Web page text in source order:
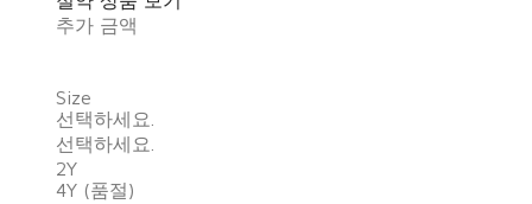
추가 금액
Size
선택하세요.
선택하세요.
2Y
4Y (품절)